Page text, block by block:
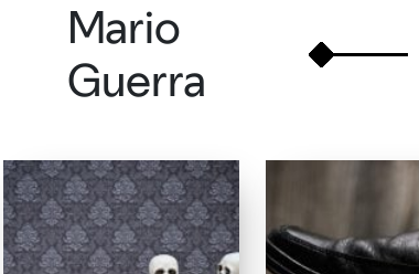
Mario
Guerra